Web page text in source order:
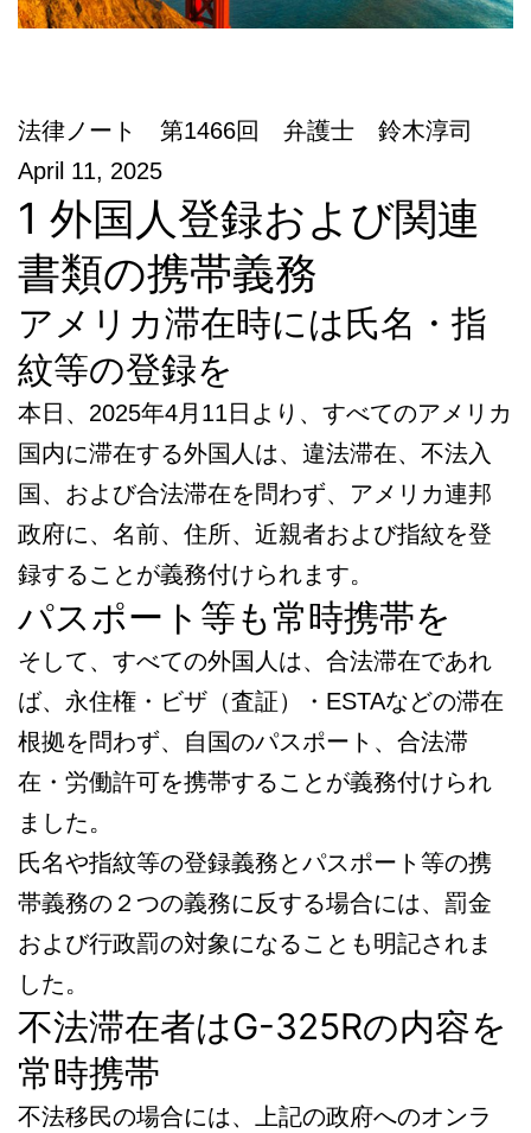
法律ノート 第1466回 弁護士 鈴木淳司
April 11, 2025
1 外国人登録および関連
書類の携帯義務
アメリカ滞在時には氏名・指
紋等の登録を
本日、2025年4月11日より、すべてのアメリカ
国内に滞在する外国人は、違法滞在、不法入
国、および合法滞在を問わず、アメリカ連邦
政府に、名前、住所、近親者および指紋を登
録することが義務付けられます。
パスポート等も常時携帯を
そして、すべての外国人は、合法滞在であれ
ば、永住権・ビザ（査証）・ESTAなどの滞在
根拠を問わず、自国のパスポート、合法滞
在・労働許可を携帯することが義務付けられ
ました。
氏名や指紋等の登録義務とパスポート等の携
帯義務の２つの義務に反する場合には、罰金
および行政罰の対象になることも明記されま
した。
不法滞在者はG-325Rの内容を
常時携帯
不法移民の場合には、上記の政府へのオンラ